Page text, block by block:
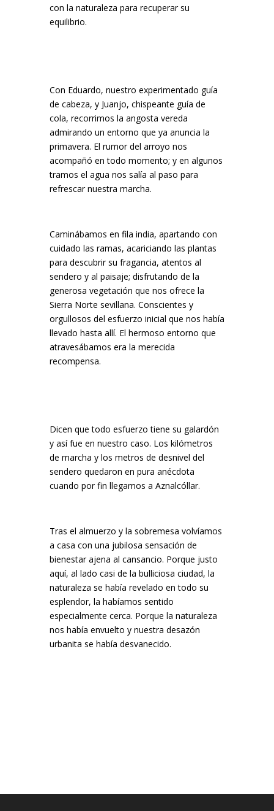
con la naturaleza para recuperar su
equilibrio.
Con Eduardo, nuestro experimentado guía
de cabeza, y Juanjo, chispeante guía de
cola, recorrimos la angosta vereda
admirando un entorno que ya anuncia la
primavera. El rumor del arroyo nos
acompañó en todo momento; y en algunos
tramos el agua nos salía al paso para
refrescar nuestra marcha.
Caminábamos en fila india, apartando con
cuidado las ramas, acariciando las plantas
para descubrir su fragancia, atentos al
sendero y al paisaje; disfrutando de la
generosa vegetación que nos ofrece la
Sierra Norte sevillana. Conscientes y
orgullosos del esfuerzo inicial que nos había
llevado hasta allí. El hermoso entorno que
atravesábamos era la merecida
recompensa.
Dicen que todo esfuerzo tiene su galardón
y así fue en nuestro caso. Los kilómetros
de marcha y los metros de desnivel del
sendero quedaron en pura anécdota
cuando por fin llegamos a Aznalcóllar.
Tras el almuerzo y la sobremesa volvíamos
a casa con una jubilosa sensación de
bienestar ajena al cansancio. Porque justo
aquí, al lado casi de la bulliciosa ciudad, la
naturaleza se había revelado en todo su
esplendor, la habíamos sentido
especialmente cerca. Porque la naturaleza
nos había envuelto y nuestra desazón
urbanita se había desvanecido.